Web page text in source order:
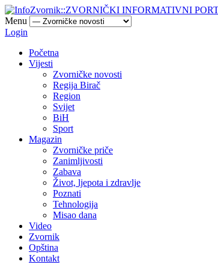
Menu
Login
Početna
Vijesti
Zvorničke novosti
Regija Birač
Region
Svijet
BiH
Sport
Magazin
Zvorničke priče
Zanimljivosti
Zabava
Život, ljepota i zdravlje
Poznati
Tehnologija
Misao dana
Video
Zvornik
Opština
Kontakt